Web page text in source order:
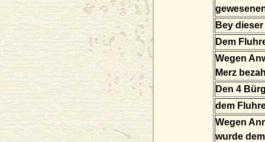
Bey
Dem
Wegen
Merz
Den 4
dem
Wegen
wurde